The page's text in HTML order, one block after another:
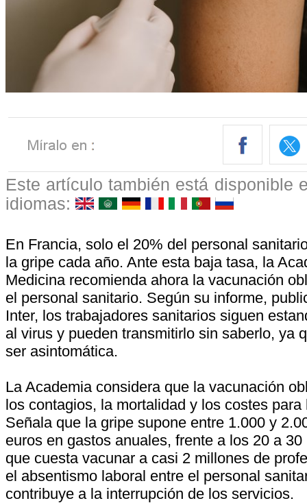
Este artículo también está disponible
idiomas:
En Francia, solo el 20% del personal
la gripe cada año. Ante esta baja tasa, la
Medicina recomienda ahora la vacunación
el personal sanitario. Según su informe,
Inter, los trabajadores sanitarios siguen
al virus y pueden transmitirlo sin saberlo, ya
ser asintomática.
La Academia considera que la vacunación
los contagios, la mortalidad y los costes para
Señala que la gripe supone entre 1.000 y
euros en gastos anuales, frente a los 20 a
que cuesta vacunar a casi 2 millones de
el absentismo laboral entre el personal
contribuye a la interrupción de los servicios.